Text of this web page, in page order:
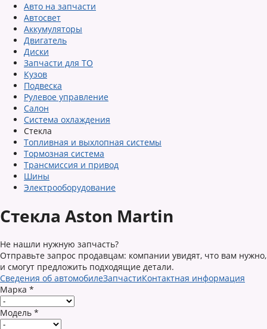
Авто на запчасти
Автосвет
Аккумуляторы
Двигатель
Диски
Запчасти для ТО
Кузов
Подвеска
Рулевое управление
Салон
Система охлаждения
Стекла
Топливная и выхлопная системы
Тормозная система
Трансмиссия и привод
Шины
Электрооборудование
Стекла Aston Martin
Не нашли нужную запчасть?
Отправьте запрос продавцам: компании увидят, что вам нужно,
и смогут предложить подходящие детали.
Сведения об автомобилеЗапчастиКонтактная информация
Марка *
Модель *